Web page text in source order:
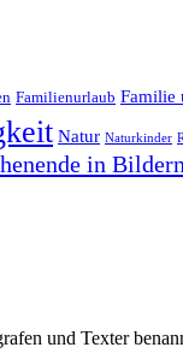
Familienurlaub Familie
Natur Naturkinder
in Bildern
und Texter